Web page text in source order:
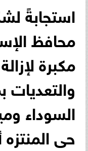
استجابةً
محافظ
مكبرة
السوداء
حى